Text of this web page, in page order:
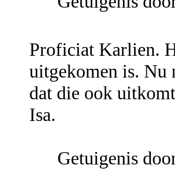
Proficiat Karlien.
uitgekomen is. Nu
dat die ook
Isa.
Getuigenis